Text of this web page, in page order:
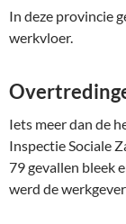
In deze provincie
werkvloer.
Iets meer dan de
Inspectie Sociale
79 gevallen bleek
werd de